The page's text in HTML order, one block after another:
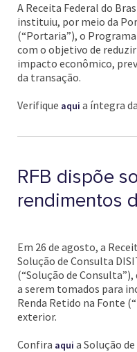
A Receita Federal do
instituiu, por meio da
(“Portaria”), o
com o objetivo de
impacto econômico,
da transação.
Verifique aqui a íntegra
RFB dispõe
rendimentos
Em 26 de agosto, a
Solução de Consulta
(“Solução de
a serem tomados para
Renda Retido na Fonte
exterior.
Confira aqui a Solução